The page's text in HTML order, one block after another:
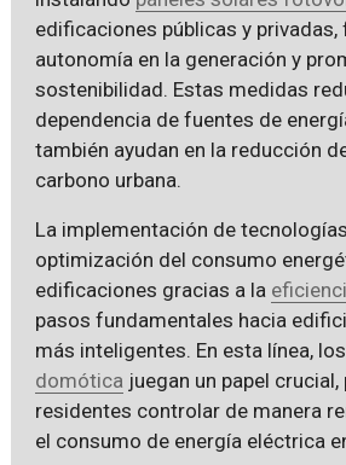
edificaciones públicas y
autonomía en la generación y
sostenibilidad. Estas medidas
dependencia de fuentes de
también ayudan en la reducción
carbono urbana.
La implementación de
optimización del consumo
edificaciones gracias a la
pasos fundamentales hacia
más inteligentes. En esta línea,
domótica juegan un papel
residentes controlar de manera
el consumo de energía eléctrica